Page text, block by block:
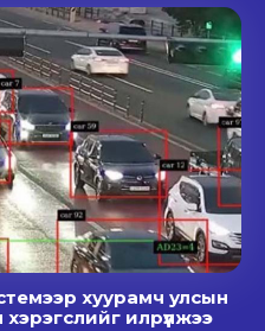
хуурамч улсын
илрүүлжээ